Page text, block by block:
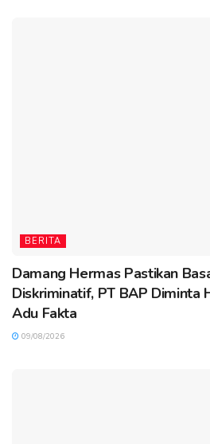
BERITA
Damang Hermas Pastikan
Diskriminatif, PT BAP Diminta
Adu Fakta
09/08/2026